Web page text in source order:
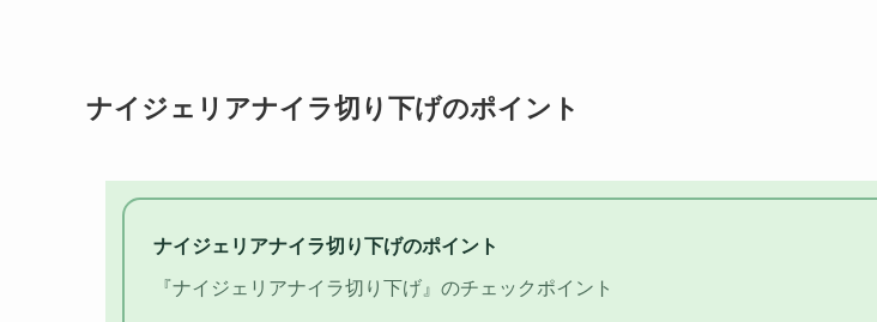
ナイジェリアナイラ切り下げのポイント
ナイジェリアナイラ切り下げのポイント
『ナイジェリアナイラ切り下げ』のチェックポイント